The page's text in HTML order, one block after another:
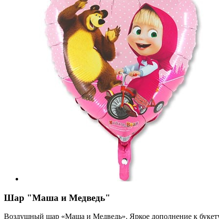
Шар "Маша и Медведь"
Воздушный шар «Маша и Медведь». Яркое дополнение к